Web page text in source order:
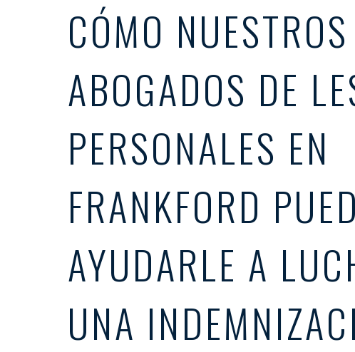
CÓMO NUESTROS
ABOGADOS DE
PERSONALES EN
FRANKFORD
AYUDARLE A
UNA